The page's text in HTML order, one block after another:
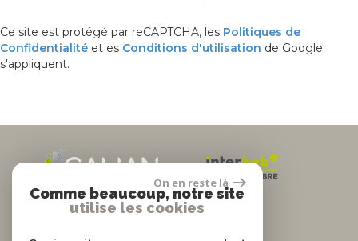
Ce site est protégé par reCAPTCHA, les Politiques de
Confidentialité et es Conditions d'utilisation de Google
s'appliquent.
Espace propriétaire
On en reste là
Comme beaucoup, notre site
utilise les cookies